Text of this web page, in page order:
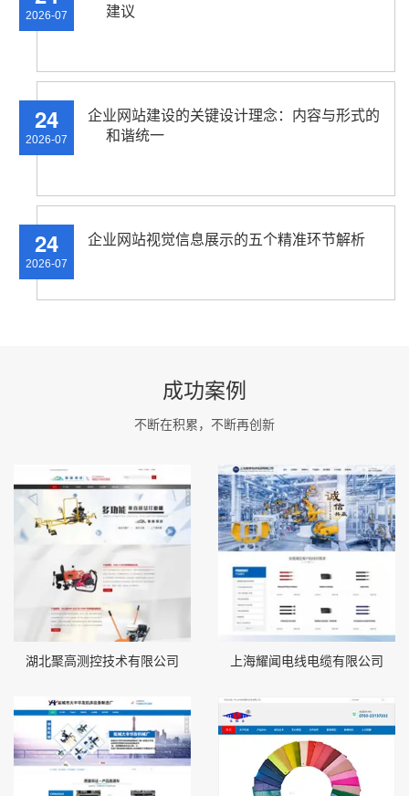
2026-07
建议
24
2026-07
企业网站建设的关键设计理念：内容与形式的
和谐统一
24
2026-07
企业网站视觉信息展示的五个精准环节解析
成功案例
不断在积累，不断再创新
湖北聚高测控技术有限公司 上海耀闻电线电缆有限公司